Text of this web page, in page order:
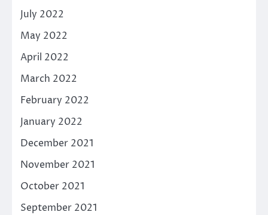
July 2022
May 2022
April 2022
March 2022
February 2022
January 2022
December 2021
November 2021
October 2021
September 2021